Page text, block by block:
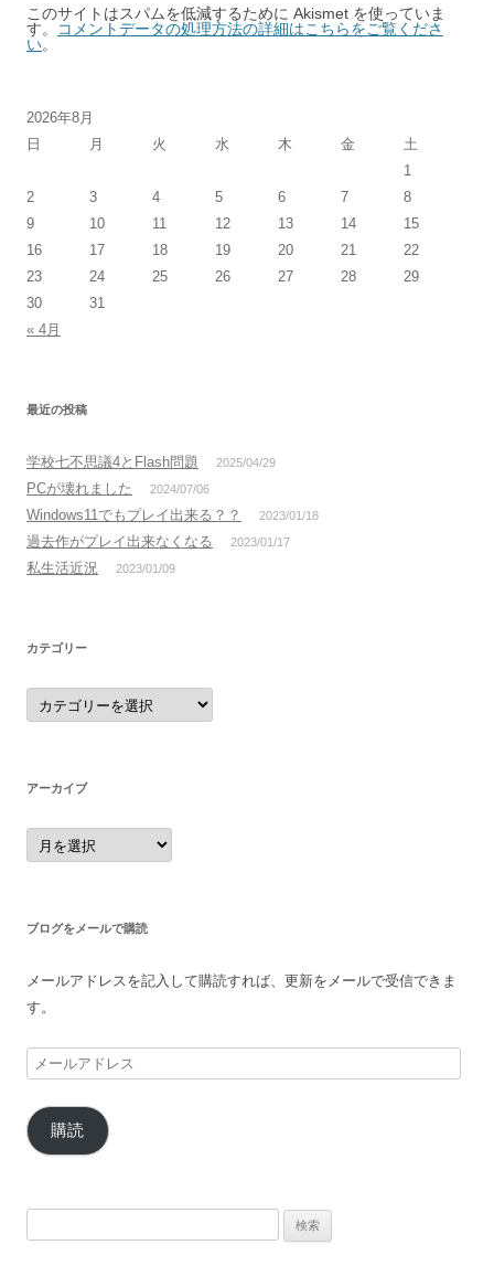
このサイトはスパムを低減するために Akismet を使っていま
す。
コメントデータの処理方法の詳細はこちらをご覧くださ
い。
2026年8月
日
月 火 水 木 金
土
1
2
3 4 5 6 7
8
9
10 11 12 13 14
15
16
17 18 19 20 21
22
23
24 25 26 27 28
29
30
31
« 4月
最近の投稿
学校七不思議4とFlash問題 2025/04/29
PCが壊れました 2024/07/06
Windows11でもプレイ出来る？？ 2023/01/18
過去作がプレイ出来なくなる 2023/01/17
私生活近況 2023/01/09
カテゴリー
カ
テ
ゴ
アーカイブ
ア
ー
カ
ブログをメールで購読
メールアドレスを記入して購読すれば、更新をメールで受信できま
す。
メ
ル
ア
購読